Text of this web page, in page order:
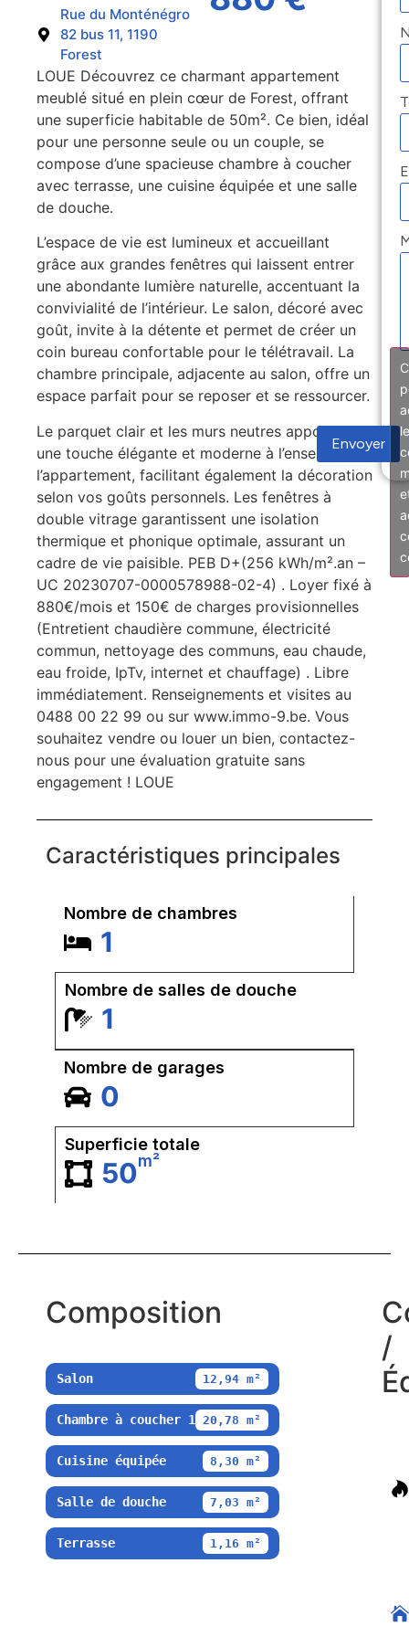
Rue du Monténégro
82 bus 11, 1190
Forest
LOUE Découvrez ce charmant appartement
meublé situé en plein cœur de Forest, offrant
une superficie habitable de 50m². Ce bien, idéal
pour une personne seule ou un couple, se
compose d’une spacieuse chambre à coucher
avec terrasse, une cuisine équipée et une salle
de douche.
L’espace de vie est lumineux et accueillant
grâce aux grandes fenêtres qui laissent entrer
une abondante lumière naturelle, accentuant la
convivialité de l’intérieur. Le salon, décoré avec
goût, invite à la détente et permet de créer un
coin bureau confortable pour le télétravail. La
chambre principale, adjacente au salon, offre un
espace parfait pour se reposer et se ressourcer.
Le parquet clair et les murs neutres apportent
une touche élégante et moderne à l’ensemble de
l’appartement, facilitant également la décoration
selon vos goûts personnels. Les fenêtres à
double vitrage garantissent une isolation
thermique et phonique optimale, assurant un
cadre de vie paisible. PEB D+(256 kWh/m².an –
UC 20230707-0000578988-02-4) . Loyer fixé à
880€/mois et 150€ de charges provisionnelles
(Entretient chaudière commune, électricité
commun, nettoyage des communs, eau chaude,
eau froide, IpTv, internet et chauffage) . Libre
immédiatement. Renseignements et visites au
0488 00 22 99 ou sur www.immo-9.be. Vous
souhaitez vendre ou louer un bien, contactez-
nous pour une évaluation gratuite sans
engagement ! LOUE
Caractéristiques principales
Nombre de chambres
1
Nombre de salles de douche
1
Nombre de garages
0
Superficie totale
50m²
Envoyer
Composition
Salon 12,94 m²
Chambre à coucher 1 20,78 m²
Cuisine équipée 8,30 m²
Salle de douche 7,03 m²
Terrasse 1,16 m²
/